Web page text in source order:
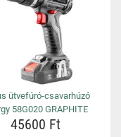
ütvefúró-csavarhúzó
58G020 GRAPHITE
45600 Ft